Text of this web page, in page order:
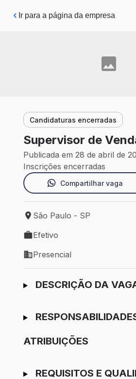
Pular para o conteúdo principal
Ir para a página da empresa
Candidaturas encerradas
Supervisor de
Publicada em 28 de abril de
Inscrições encerradas
Compartilhar vaga
Local de trabalho: São Paulo -
São Paulo - SP
Tipo de vaga: Efetivo
Efetivo
Modelo de trabalho: Presencial
Presencial
Ir para candidatura
DESCRIÇÃO DA
ATRIBUIÇÕES
REQUISITOS E